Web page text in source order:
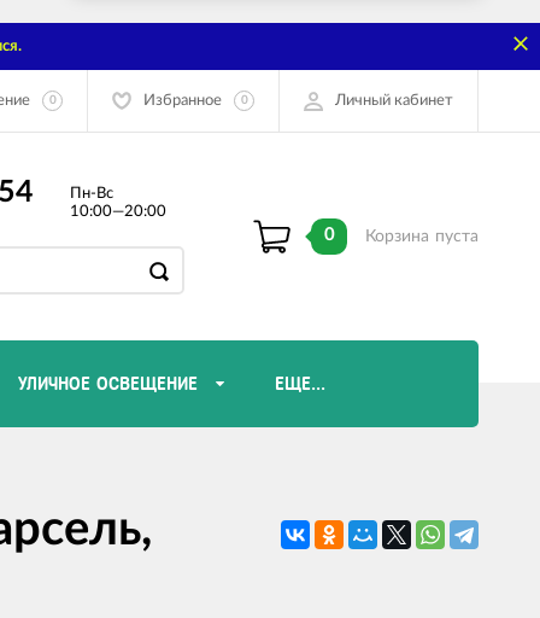
0 Избранное 0 Личный кабинет
Пн-Вс
10:00—20:00
0 Корзина пуста
УЛИЧНОЕ ОСВЕЩЕНИЕ ЕЩЕ...
СВЕТОДИОДНЫЕ ЛАМПЫ